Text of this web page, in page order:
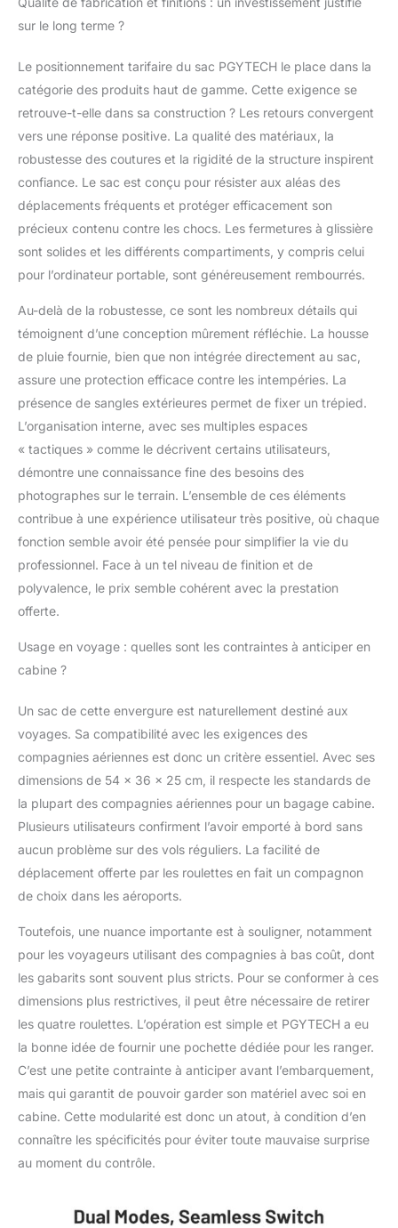
sur le long terme ?
Le positionnement tarifaire du sac PGYTECH le place dans la
catégorie des produits haut de gamme. Cette exigence se
retrouve-t-elle dans sa construction ? Les retours convergent
vers une réponse positive. La qualité des matériaux, la
robustesse des coutures et la rigidité de la structure inspirent
confiance. Le sac est conçu pour résister aux aléas des
déplacements fréquents et protéger efficacement son
précieux contenu contre les chocs. Les fermetures à glissière
sont solides et les différents compartiments, y compris celui
pour l’ordinateur portable, sont généreusement rembourrés.
Au-delà de la robustesse, ce sont les nombreux détails qui
témoignent d’une conception mûrement réfléchie. La housse
de pluie fournie, bien que non intégrée directement au sac,
assure une protection efficace contre les intempéries. La
présence de sangles extérieures permet de fixer un trépied.
L’organisation interne, avec ses multiples espaces
« tactiques » comme le décrivent certains utilisateurs,
démontre une connaissance fine des besoins des
photographes sur le terrain. L’ensemble de ces éléments
contribue à une expérience utilisateur très positive, où chaque
fonction semble avoir été pensée pour simplifier la vie du
professionnel. Face à un tel niveau de finition et de
polyvalence, le prix semble cohérent avec la prestation
offerte.
Usage en voyage : quelles sont les contraintes à anticiper en
cabine ?
Un sac de cette envergure est naturellement destiné aux
voyages. Sa compatibilité avec les exigences des
compagnies aériennes est donc un critère essentiel. Avec ses
dimensions de 54 x 36 x 25 cm, il respecte les standards de
la plupart des compagnies aériennes pour un bagage cabine.
Plusieurs utilisateurs confirment l’avoir emporté à bord sans
aucun problème sur des vols réguliers. La facilité de
déplacement offerte par les roulettes en fait un compagnon
de choix dans les aéroports.
Toutefois, une nuance importante est à souligner, notamment
pour les voyageurs utilisant des compagnies à bas coût, dont
les gabarits sont souvent plus stricts. Pour se conformer à ces
dimensions plus restrictives, il peut être nécessaire de retirer
les quatre roulettes. L’opération est simple et PGYTECH a eu
la bonne idée de fournir une pochette dédiée pour les ranger.
C’est une petite contrainte à anticiper avant l’embarquement,
mais qui garantit de pouvoir garder son matériel avec soi en
cabine. Cette modularité est donc un atout, à condition d’en
connaître les spécificités pour éviter toute mauvaise surprise
au moment du contrôle.